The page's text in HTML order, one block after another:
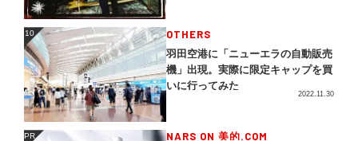
10 OTHERS
羽田空港に「ニューエラの自動販売
機」出現。実際に限定キャップを買
いに行ってみた
2022.11.30
PR NARS ON 美的.COM